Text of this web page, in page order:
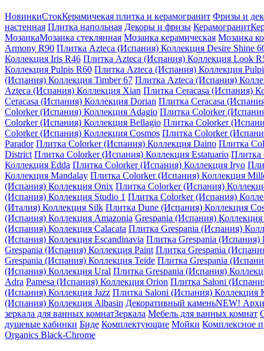
НовинкиСтокКерамичекая плитка и керамогранит Фризы и
настенная Плитка напольная Декоры и фризы Керамогранит
МозаикаМозаика стеклянная Мозаика керамическая Мозаика
Armony R90 Плитка Azteca (Испания) Коллекция Desire Shine
Коллекция Iris R46 Плитка Azteca (Испания) Коллекция Look
Коллекция Pulpis R60 Плитка Azteca (Испания) Коллекция
(Испания) Коллекция Timber 67 Плитка Azteca (Испания)
Azteca (Испания) Коллекция Xian Плитка Ceracasa (Испания)
Ceracasa (Испания) Коллекция Dorian Плитка Ceracasa
Colorker (Испания) Коллекция Adagio Плитка Colorker
Colorker (Испания) Коллекция Bellagio Плитка Colorker
Colorker (Испания) Коллекция Cosmos Плитка Colorker
Parador Плитка Colorker (Испания) Коллекция Daino Плитка
District Плитка Colorker (Испания) Коллекция Estatuario Плитка
Коллекция Edda Плитка Colorker (Испания) Коллекция Iryo
Коллекция Mandalay Плитка Colorker (Испания) Коллекция
(Испания) Коллекция Onix Плитка Colorker (Испания)
(Испания) Коллекция Studio 1 Плитка Colorker (Испания)
(Италия) Коллекция Silk Плитка Dune (Испания) Коллекция
(Испания) Коллекция Amazonia Grespania (Испания)
(Испания) Коллекция Calacata Плитка Grespania (Испания)
(Испания) Коллекция Escandinavia Плитка Grespania (Испания)
Grespania (Испания) Коллекция Paint Плитка Grespania
Grespania (Испания) Коллекция Teide Плитка Grespania
(Испания) Коллекция Ural Плитка Grespania (Испания)
Adra Pamesa (Испания) Коллекция Orion Плитка Saloni
(Испания) Коллекция Jazz Плитка Saloni (Испания) Коллекция
(Испания) Коллекция Albasin Декоративный каменьNEW!
зеркала для ванных комнатЗеркала Мебель для ванных комнат
душевые кабинки Биде Комплектующие Мойки Комплексное
Organics Black-Chrome